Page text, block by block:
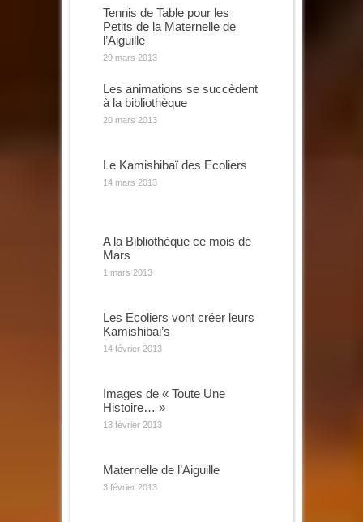
Tennis de Table pour les
Petits de la Maternelle de
l’Aiguille
29 mars 2013
Les animations se succèdent
à la bibliothèque
20 mars 2013
Le Kamishibaï des Ecoliers
14 mars 2013
A la Bibliothèque ce mois de
Mars
1 mars 2013
Les Ecoliers vont créer leurs
Kamishibai’s
14 février 2013
Images de « Toute Une
Histoire… »
13 février 2013
Maternelle de l’Aiguille
3 février 2013